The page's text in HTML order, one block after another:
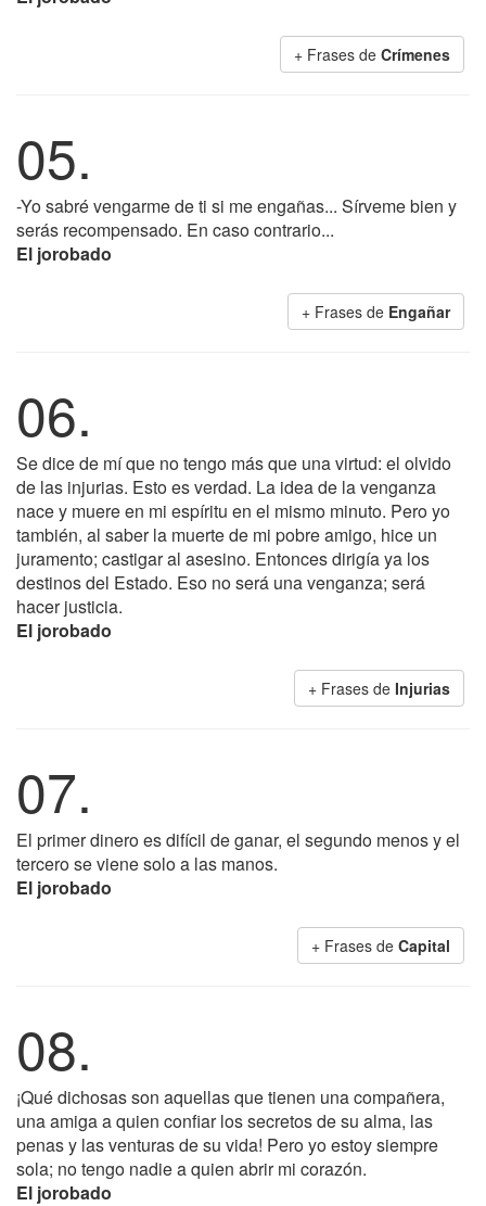
+ Frases de Crímenes
05.
-Yo sabré vengarme de ti si me engañas... Sírveme bien y
serás recompensado. En caso contrario...
El jorobado
+ Frases de Engañar
06.
Se dice de mí que no tengo más que una virtud: el olvido
de las injurias. Esto es verdad. La idea de la venganza
nace y muere en mi espíritu en el mismo minuto. Pero yo
también, al saber la muerte de mi pobre amigo, hice un
juramento; castigar al asesino. Entonces dirigía ya los
destinos del Estado. Eso no será una venganza; será
hacer justicia.
El jorobado
+ Frases de Injurias
07.
El primer dinero es difícil de ganar, el segundo menos y el
tercero se viene solo a las manos.
El jorobado
+ Frases de Capital
08.
¡Qué dichosas son aquellas que tienen una compañera,
una amiga a quien confiar los secretos de su alma, las
penas y las venturas de su vida! Pero yo estoy siempre
sola; no tengo nadie a quien abrir mi corazón.
El jorobado